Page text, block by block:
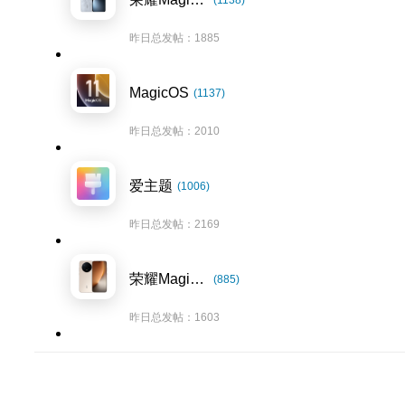
昨日总发帖：1885
MagicOS (1137)
昨日总发帖：2010
爱主题 (1006)
昨日总发帖：2169
荣耀Magic8系列 (885)
昨日总发帖：1603